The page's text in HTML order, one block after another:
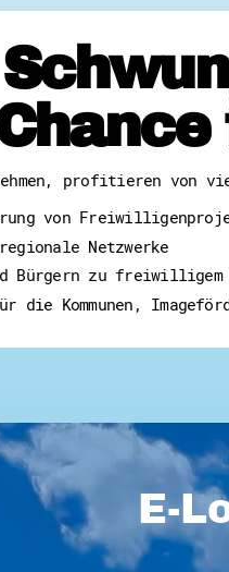
profitieren von
von
Netzwerke
Bürgern zu freiwilligem
Kommunen,
E-